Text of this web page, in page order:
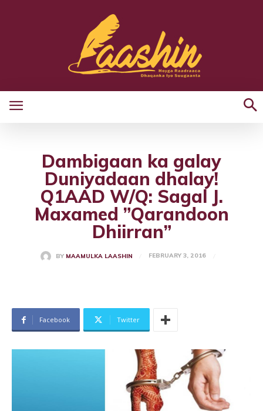
Dambigaan ka galay
Duniyadaan dhalay!
Q1AAD W/Q: Sagal J.
Maxamed ”Qarandoon
Dhiirran”
BY MAAMULKA LAASHIN FEBRUARY 3, 2016
Facebook Twitter